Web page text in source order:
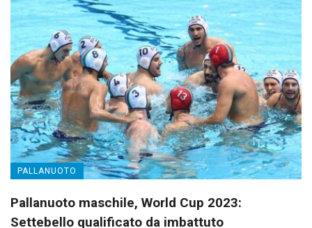
PALLANUOTO
Pallanuoto maschile, World Cup 2023:
Settebello qualificato da imbattuto